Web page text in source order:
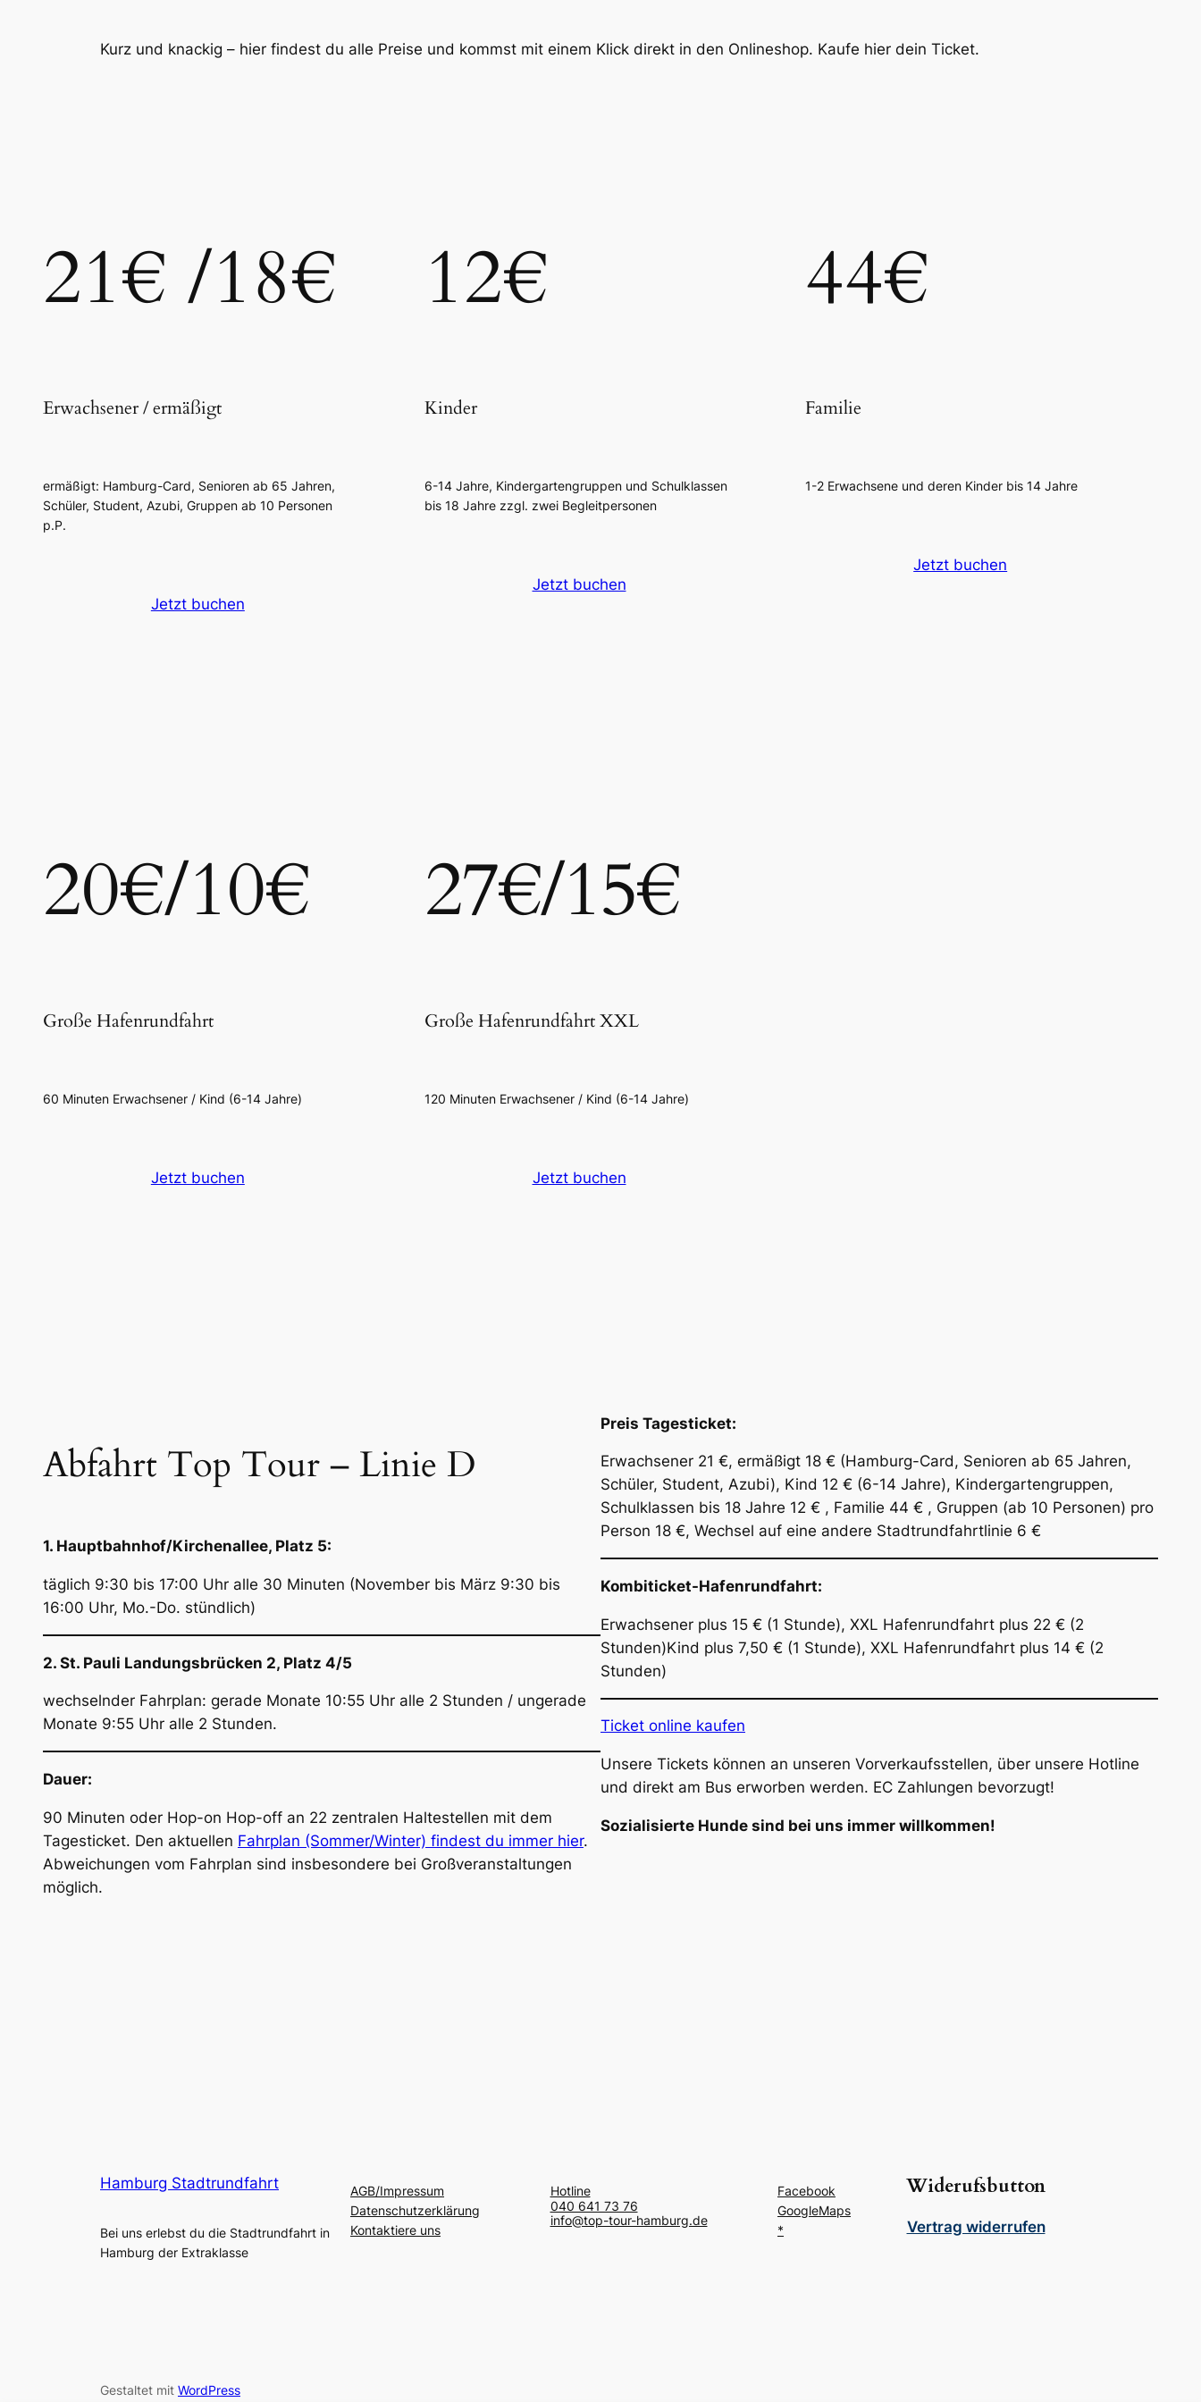
Kurz und knackig – hier findest du alle Preise und kommst mit einem Klick direkt in den Onlineshop. Kaufe hier dein Ticket.
21€ /18€
Erwachsener / ermäßigt
ermäßigt: Hamburg-Card, Senioren ab 65 Jahren,
Schüler, Student, Azubi, Gruppen ab 10 Personen
p.P.
Jetzt buchen
12€
Kinder
6-14 Jahre, Kindergartengruppen und Schulklassen
bis 18 Jahre zzgl. zwei Begleitpersonen
Jetzt buchen
44€
Familie
1-2 Erwachsene und deren Kinder bis 14 Jahre
Jetzt buchen
20€/10€
Große Hafenrundfahrt
60 Minuten Erwachsener / Kind (6-14 Jahre)
Jetzt buchen
27€/15€
Große Hafenrundfahrt XXL
120 Minuten Erwachsener / Kind (6-14 Jahre)
Jetzt buchen
Abfahrt Top Tour – Linie D
1. Hauptbahnhof/Kirchenallee, Platz 5:
täglich 9:30 bis 17:00 Uhr alle 30 Minuten (November bis März 9:30 bis
16:00 Uhr, Mo.-Do. stündlich)
2. St. Pauli Landungsbrücken 2, Platz 4/5
wechselnder Fahrplan: gerade Monate 10:55 Uhr alle 2 Stunden / ungerade
Monate 9:55 Uhr alle 2 Stunden.
Dauer:
90 Minuten oder Hop-on Hop-off an 22 zentralen Haltestellen mit dem
Tagesticket. Den aktuellen Fahrplan (Sommer/Winter) findest du immer hier.
Abweichungen vom Fahrplan sind insbesondere bei Großveranstaltungen
möglich.
Preis Tagesticket:
Erwachsener 21 €, ermäßigt 18 € (Hamburg-Card, Senioren ab 65 Jahren,
Schüler, Student, Azubi), Kind 12 € (6-14 Jahre), Kindergartengruppen,
Schulklassen bis 18 Jahre 12 € , Familie 44 € , Gruppen (ab 10 Personen) pro
Person 18 €, Wechsel auf eine andere Stadtrundfahrtlinie 6 €
Kombiticket-Hafenrundfahrt:
Erwachsener plus 15 € (1 Stunde), XXL Hafenrundfahrt plus 22 € (2
Stunden)Kind plus 7,50 € (1 Stunde), XXL Hafenrundfahrt plus 14 € (2
Stunden)
Ticket online kaufen
Unsere Tickets können an unseren Vorverkaufsstellen, über unsere Hotline
und direkt am Bus erworben werden. EC Zahlungen bevorzugt!
Sozialisierte Hunde sind bei uns immer willkommen!
Hamburg Stadtrundfahrt
Bei uns erlebst du die Stadtrundfahrt in
Hamburg der Extraklasse
AGB/Impressum
Datenschutzerklärung
Kontaktiere uns
Hotline
040 641 73 76
info@top-tour-hamburg.de
Facebook
GoogleMaps
*
Widerufsbutton
Vertrag widerrufen
Gestaltet mit WordPress